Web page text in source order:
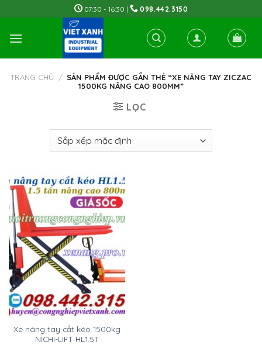
to
content
07:30 - 16:30 | 098.442.3150
TRANG CHỦ / SẢN PHẨM ĐƯỢC GẮN THẺ “XE NÂNG TAY ZICZAC
1500KG NÂNG CAO 800MM”
LỌC
Xe nâng tay cắt kéo 1500kg
NICHI-LIFT HL1.5T